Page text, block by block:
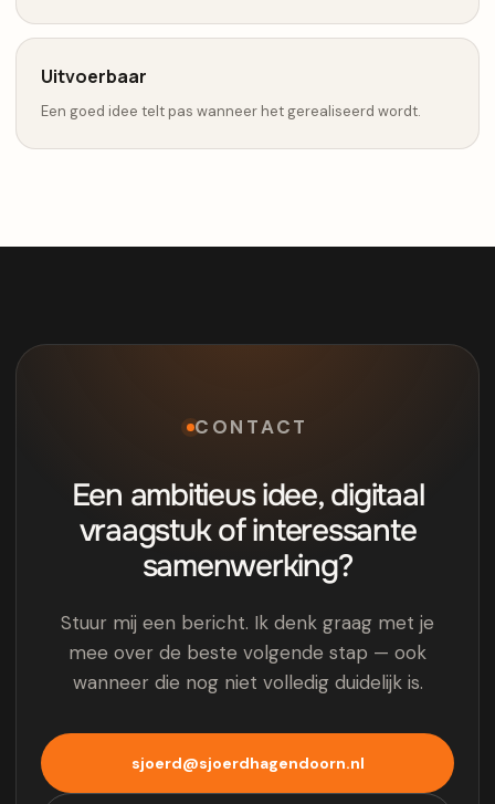
Uitvoerbaar
Een goed idee telt pas wanneer het gerealiseerd wordt.
CONTACT
Een ambitieus idee, digitaal
vraagstuk of interessante
samenwerking?
Stuur mij een bericht. Ik denk graag met je
mee over de beste volgende stap — ook
wanneer die nog niet volledig duidelijk is.
sjoerd@sjoerdhagendoorn.nl